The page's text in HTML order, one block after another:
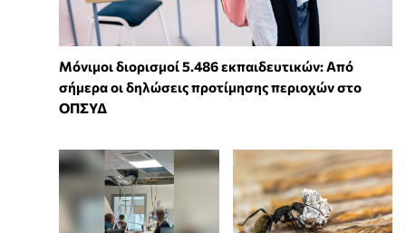
Μόνιμοι διορισμοί 5.486 εκπαιδευτικών: Από
σήμερα οι δηλώσεις προτίμησης περιοχών στο
ΟΠΣΥΔ